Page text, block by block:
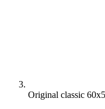
Original classic